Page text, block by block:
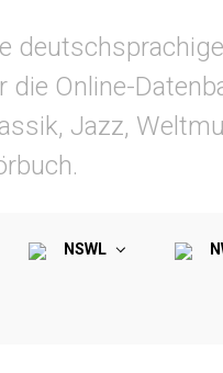
die Online-
Jazz,
NSWL